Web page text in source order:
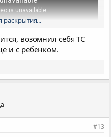
раскрытия...
возомнил себя ТС
и с ребенком.
#13